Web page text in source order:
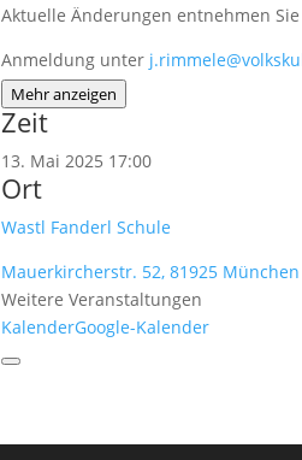
Aktuelle Änderungen entnehmen
Anmeldung unter
Mehr anzeigen
Zeit
13. Mai 2025 17:00
Ort
Wastl Fanderl Schule
Mauerkircherstr. 52, 81925 München
Weitere Veranstaltungen
KalenderGoogle-Kalender